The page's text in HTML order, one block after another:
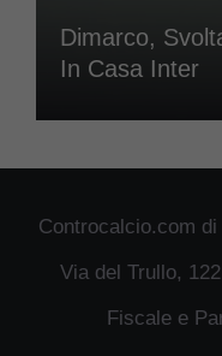
Dimarco,
In Casa Inter
Controcalcio.com
Via del Trullo,
Fiscale e